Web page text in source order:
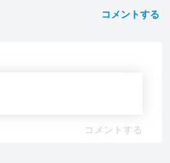
コメントする
コメントする